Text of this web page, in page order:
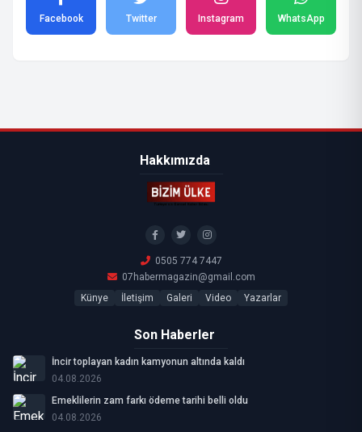
Facebook Twitter Instagram WhatsApp
Hakkımızda
0505 774 7447
07habermagazin@gmail.com
Künye
İletişim Galeri Video Yazarlar
Son Haberler
İncir toplayan kadın kamyonun altında kaldı
04.08.2026
Emeklilerin zam farkı ödeme tarihi belli oldu
04.08.2026